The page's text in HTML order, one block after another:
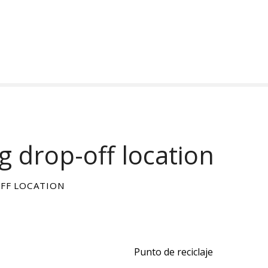
drop-off location
LOCATION
Punto de reciclaje